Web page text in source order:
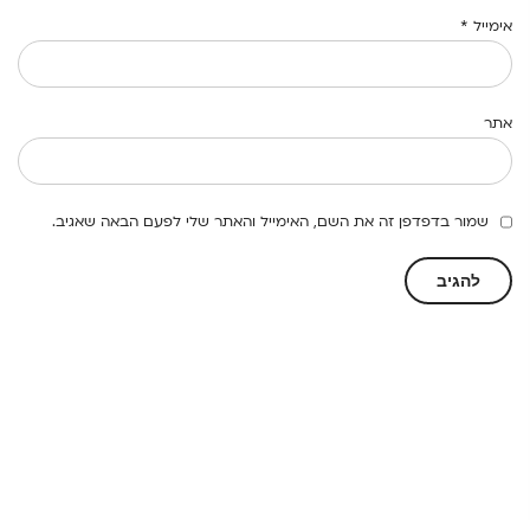
אימייל *
אתר
שמור בדפדפן זה את השם, האימייל והאתר שלי לפעם הבאה שאגיב.